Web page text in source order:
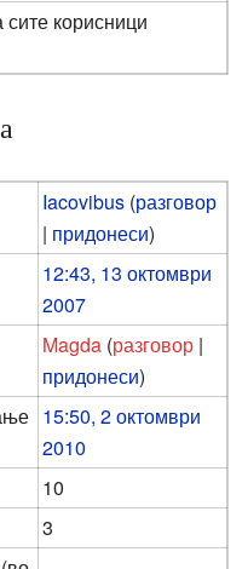
корисници
Iacovibus (разговор
| придонеси)
12:43, 13 октомври
2007
Magda (разговор |
придонеси)
15:50, 2 октомври
2010
10
3